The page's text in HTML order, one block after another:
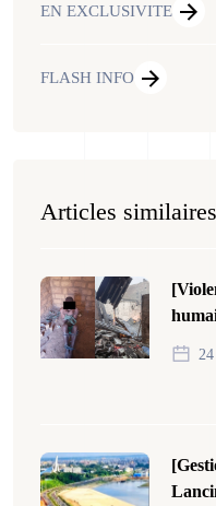
EN EXCLUSIVITE
FLASH INFO
Articles similaires